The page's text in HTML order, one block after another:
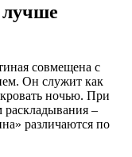
лучше
совмещена с
Он служит как
ночью. При
раскладывания –
различаются по